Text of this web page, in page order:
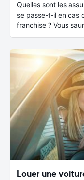
Quelles sont les
se passe-t-il en cas
franchise ? Vous
Louer une